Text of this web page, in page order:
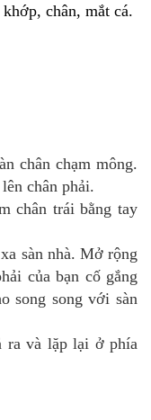
chân, mắt cá.
chân chạm mông.
chân phải.
chân trái bằng tay
sàn nhà. Mở rộng
của bạn cố gắng
song song với sàn
ra và lặp lại ở phía